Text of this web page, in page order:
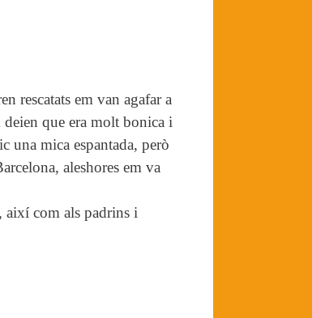
rescatats em van agafar a
deien que era molt bonica i
una mica espantada, però
aleshores em va
així com als padrins i